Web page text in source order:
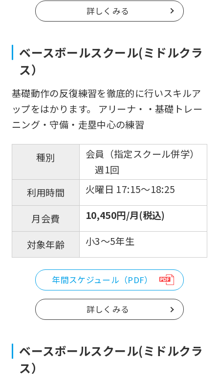
詳しくみる
ベースボールスクール(ミドルクラ
ス）
基礎動作の反復練習を徹底的に行いスキルア
ップをはかります。 アリーナ・・基礎トレー
ニング・守備・走塁中心の練習
種別
会員（指定スクール併学）
週1回
利用時間
火曜日 17:15〜18:25
月会費 10,450円/月(税込)
対象年齢 小3～5年生
年間スケジュール（PDF）
詳しくみる
ベースボールスクール(ミドルクラ
ス）